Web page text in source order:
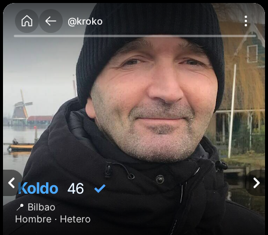
@kroko
Koldo 46 ✓
📍 Bilbao
Hombre · Hetero